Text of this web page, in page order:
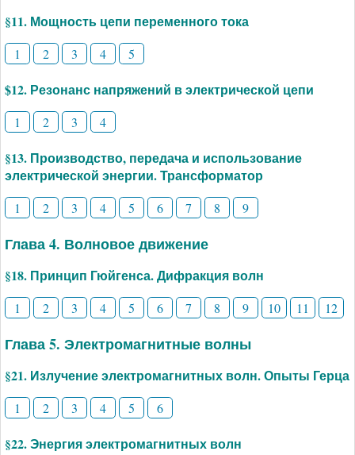
§11. Мощность цепи переменного тока
1 2 3 4 5
$12. Резонанс напряжений в электрической цепи
1 2 3 4
§13. Производство, передача и использование
электрической энергии. Трансформатор
1 2 3 4 5 6 7 8 9
Глава 4. Волновое движение
§18. Принцип Гюйгенса. Дифракция волн
1 2 3 4 5 6 7 8 9 10 11 12
Глава 5. Электромагнитные волны
§21. Излучение электромагнитных волн. Опыты Герца
1 2 3 4 5 6
§22. Энергия электромагнитных волн